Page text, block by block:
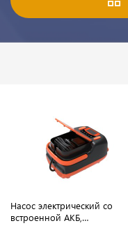
Насос электрический со
встроенной АКБ,